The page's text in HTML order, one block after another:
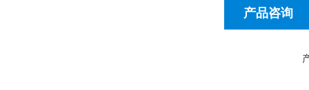
产品咨询